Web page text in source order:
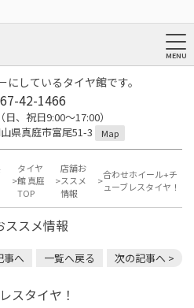
しているタイヤ館です。
42-1466
、祝日9:00～17:00）
県真庭市富尾51-3
Map
タイヤ
館 真庭
TOP
店舗お
ススメ
情報
合わせホイール+チ
ューブレスタイヤ！
ススメ情報
事へ 一覧へ戻る 次の記事へ >
スタイヤ！